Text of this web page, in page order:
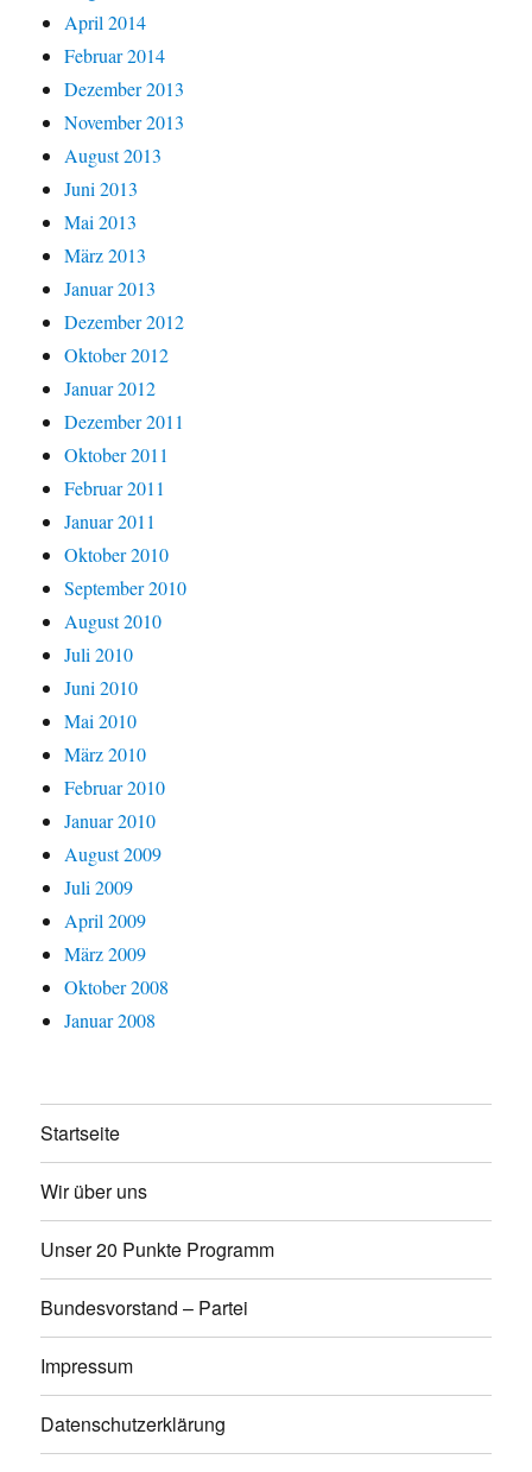
April 2014
Februar 2014
Dezember 2013
November 2013
August 2013
Juni 2013
Mai 2013
März 2013
Januar 2013
Dezember 2012
Oktober 2012
Januar 2012
Dezember 2011
Oktober 2011
Februar 2011
Januar 2011
Oktober 2010
September 2010
August 2010
Juli 2010
Juni 2010
Mai 2010
März 2010
Februar 2010
Januar 2010
August 2009
Juli 2009
April 2009
März 2009
Oktober 2008
Januar 2008
Startseite
Wir über uns
Unser 20 Punkte Programm
Bundesvorstand – Partei
Impressum
Datenschutzerklärung